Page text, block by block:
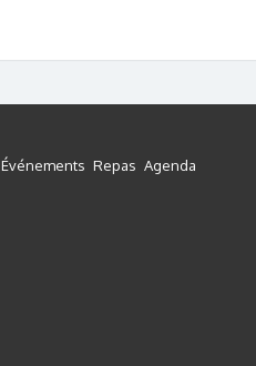
Événements Repas Agenda